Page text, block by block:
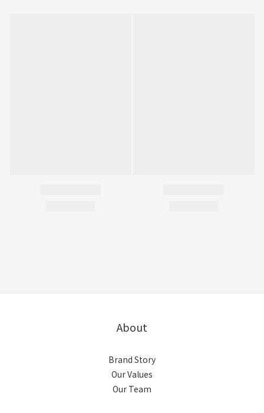
About
Brand Story
Our Values
Our Team